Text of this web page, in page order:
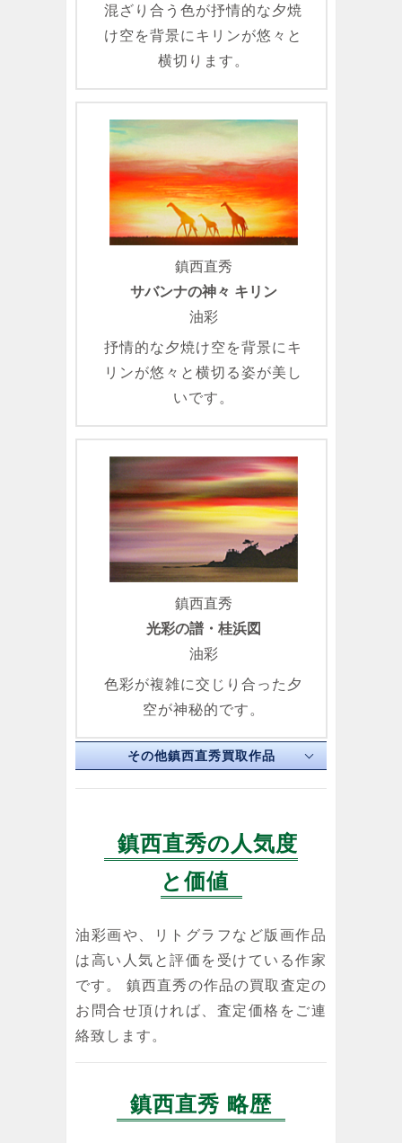
混ざり合う色が抒情的な夕焼
け空を背景にキリンが悠々と
横切ります。
鎮西直秀
サバンナの神々 キリン
油彩
抒情的な夕焼け空を背景にキ
リンが悠々と横切る姿が美し
いです。
鎮西直秀
光彩の譜・桂浜図
油彩
色彩が複雑に交じり合った夕
空が神秘的です。
その他鎮西直秀買取作品
鎮西直秀
油彩
鎮西直秀
光彩の譜・三
ツ浜図
鎮西直秀
鎮西直秀の人気度
と価値
油彩画や、リトグラフなど版画作品
は高い人気と評価を受けている作家
です。 鎮西直秀の作品の買取査定の
お問合せ頂ければ、査定価格をご連
絡致します。
鎮西直秀 略歴